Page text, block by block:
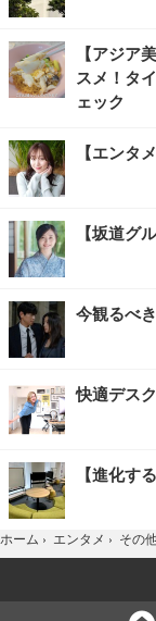
【アジア
スメ！タ
ェック
【エンタ
【坂道グ
今観るべ
快適デス
【進化す
ホーム › エンタメ › その他